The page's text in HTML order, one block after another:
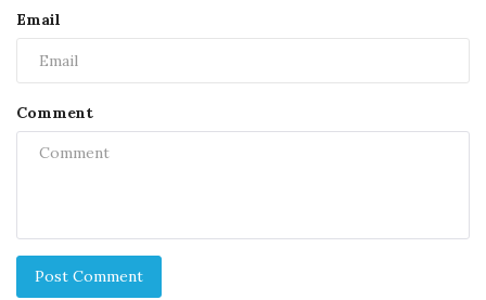
Email
Comment
Post Comment